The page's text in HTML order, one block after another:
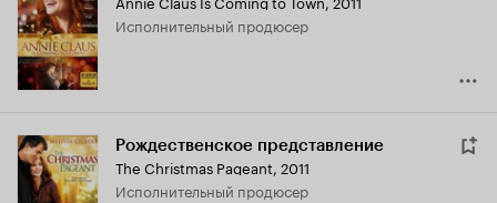
Кинопоиска
5.8
исполнительный продюсер
Рождественское представление
The Christmas Pageant, 2011
исполнительный продюсер